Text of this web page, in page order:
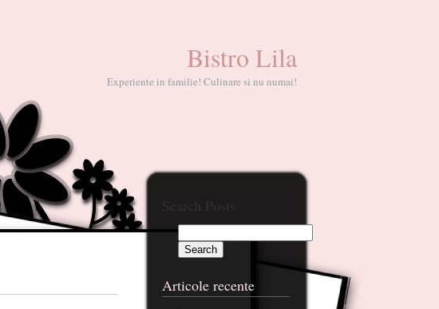
Bistro Lila
Experiente in familie! Culinare si nu numai!
Search Posts
Articole recente